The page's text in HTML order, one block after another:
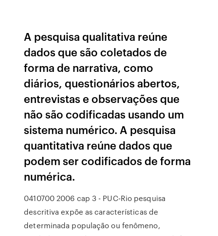
A pesquisa qualitativa reúne
dados que são coletados de
forma de narrativa, como
diários, questionários abertos,
entrevistas e observações que
não são codificadas usando um
sistema numérico. A pesquisa
quantitativa reúne dados que
podem ser codificados de forma
numérica.
0410700 2006 cap 3 - PUC-Rio pesquisa
descritiva expõe as características de
determinada população ou fenômeno,